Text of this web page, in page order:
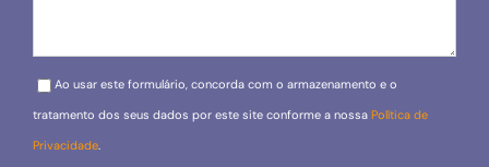
Please leave this field empty.
Ao usar este formulário, concorda com o armazenamento e o
tratamento dos seus dados por este site conforme a nossa Política de
Privacidade.